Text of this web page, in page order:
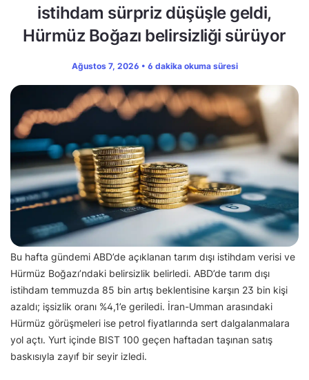
istihdam sürpriz düşüşle geldi,
Hürmüz Boğazı belirsizliği sürüyor
Ağustos 7, 2026 • 6 dakika okuma süresi
Bu hafta gündemi ABD’de açıklanan tarım dışı istihdam verisi ve
Hürmüz Boğazı’ndaki belirsizlik belirledi. ABD’de tarım dışı
istihdam temmuzda 85 bin artış beklentisine karşın 23 bin kişi
azaldı; işsizlik oranı %4,1’e geriledi. İran-Umman arasındaki
Hürmüz görüşmeleri ise petrol fiyatlarında sert dalgalanmalara
yol açtı. Yurt içinde BIST 100 geçen haftadan taşınan satış
baskısıyla zayıf bir seyir izledi.